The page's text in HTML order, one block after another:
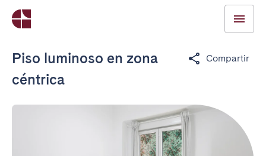
Piso luminoso en zona
céntrica
Compartir